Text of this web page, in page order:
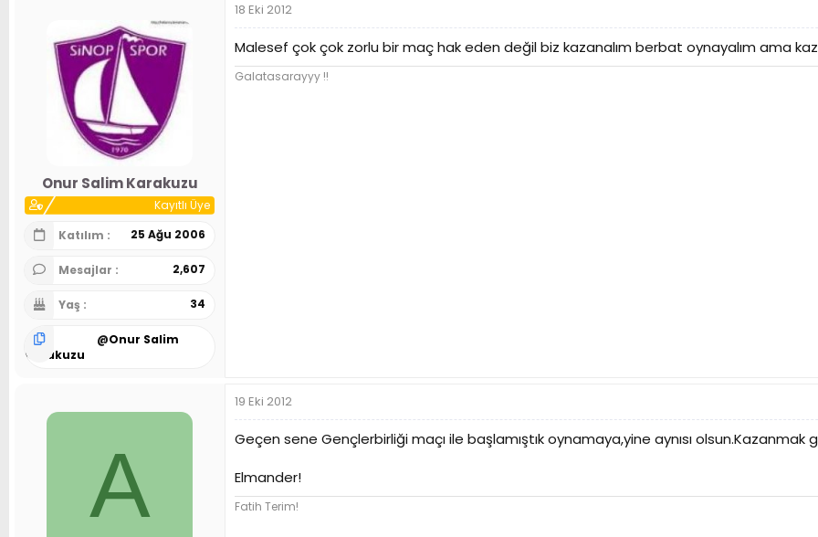
Onur Salim Karakuzu
Kayıtlı Üye
Katılım
25 Ağu 2006
Mesajlar 2,607
Yaş 34
@Onur Salim
Karakuzu
18 Eki 2012
Malesef çok çok zorlu bir maç hak eden değil biz kazanalım berbat oynayalım ama
Galatasarayyy !!
A
19 Eki 2012
Geçen sene Gençlerbirliği maçı ile başlamıştık oynamaya,yine aynısı olsun.Kazanmak
Elmander!
Fatih Terim!